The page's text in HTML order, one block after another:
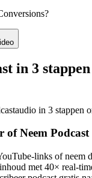
in 3
in 3 stappen
Neem Podcast
links of neem
met 40× real-